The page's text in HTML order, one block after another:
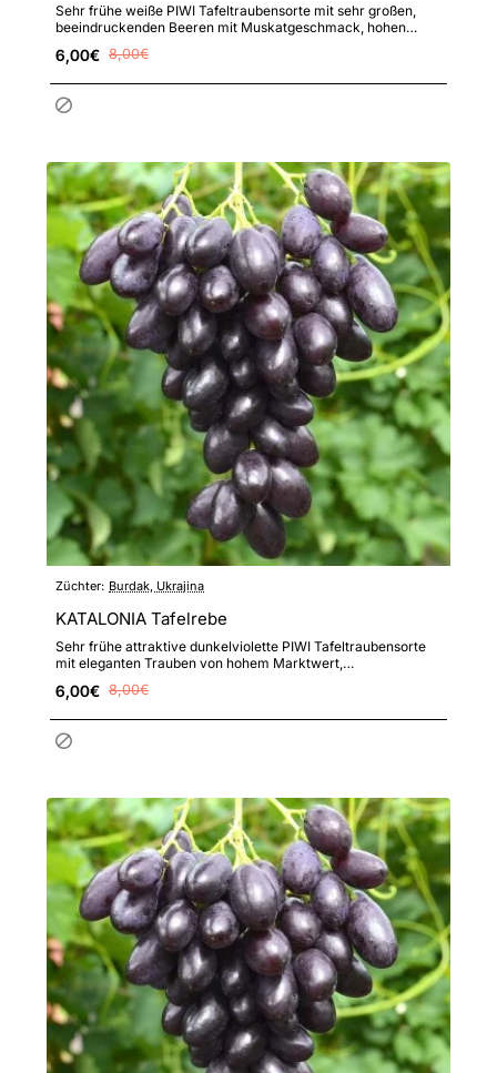
Sehr frühe weiße PIWI Tafeltraubensorte mit sehr großen,
beeindruckenden Beeren mit Muskatgeschmack, hohen
6,00€ 8,00€
Züchter: Burdak, Ukrajina
KATALONIA Tafelrebe
Sehr frühe attraktive dunkelviolette PIWI Tafeltraubensorte
mit eleganten Trauben von hohem Marktwert,
6,00€ 8,00€